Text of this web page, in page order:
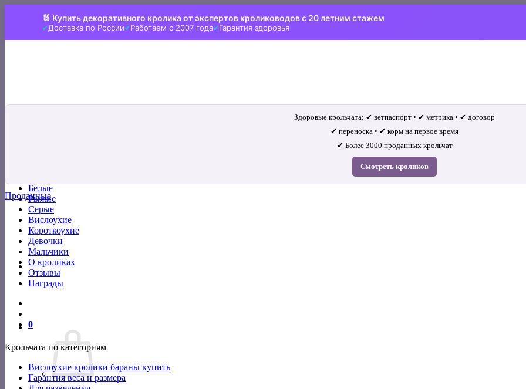
🐰 Купить декоративного кролика от экспертов кролиководов с 20 летним стажем
Доставка по России Работаем с 2007 года Гарантия здоровья
Белые
Рыжие
Серые
Вислоухие
Короткоухие
Девочки
Мальчики
О кроликах
Отзывы
Награды
0
Здоровые крольчата: ✔ ветпаспорт • ✔ метрика • ✔ договор
✔ переноска • ✔ корм на первое время
✔ Более 3000 проданных крольчат
Смотреть кроликов
Проданные
Крольчата по категориям
Вислоухие кролики бараны купить
Гарантия веса и размера